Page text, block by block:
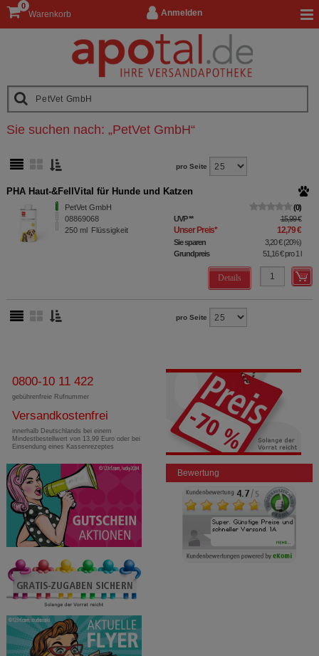
Anmelden
Warenkorb
0
Sie suchen nach: „PetVet GmbH“
pro Seite
PHA Haut-&FellVital für Hunde und Katzen
PetVet GmbH
08869068
250 ml Flüssigkeit
0
UVP** 15,99 €
Unser Preis* 12,79 €
Sie sparen 3,20 €(20%)
Grundpreis
51,16 €pro 1 l
Details
pro Seite
0800-10 11 422
gebührenfreie Rufnummer
Versandkostenfrei
innerhalb Deutschlands bei einem
Mindestbestellwert von 13,99 Euro oder bei
Einsendung eines Kassenrezeptes
Bewertung